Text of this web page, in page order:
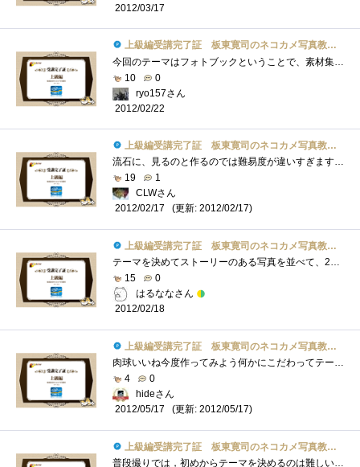
2012/03/17
上級編受講完了証 板東寛司のネコカメ写真教室パート2
今回のテーマはフォトブックということで、素材集めから編集など結構な手間がかかってますね。でも、手間がかかってもペットのフォトブック�...
10
0
ryo157さん
2012/02/22
上級編受講完了証 板東寛司のネコカメ写真教室パート2
流石に、見るのと作るのでは難易度が違いすぎますね。(笑)それでも、猫以外でも使えそうなので、Webとか参考になりました。・・・よかったよか...
19
1
CLWさん
2012/02/17
(更新: 2012/02/17)
上級編受講完了証 板東寛司のネコカメ写真教室パート2
テーマを決めてストーリーのある写真を並べて、20ページの冊子作り写真選びのセンスとストーリーで、かなり本格的な写真集になりそうです。
15
0
はるななさん
2012/02/18
上級編受講完了証 板東寛司のネコカメ写真教室パート2
肉球いいね今度作ってみよう何かにこだわってテーマを決めると良い物が出来そうラフイメージを作ると確かにわかりやすいですなあ
4
0
hideさん
2012/05/17
(更新: 2012/05/17)
上級編受講完了証 板東寛司のネコカメ写真教室パート2
普段撮りでは，初めからテーマを決めるのは難しいです．でも，そうしないといいフォトブックは作れないということがわかりました．